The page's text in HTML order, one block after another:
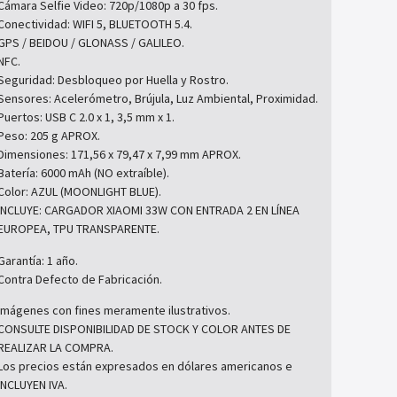
Selfie Video: 720p/1080p a 30 fps.
WIFI 5, BLUETOOTH 5.4.
/ BEIDOU / GLONASS / GALILEO.
Desbloqueo por Huella y Rostro.
Acelerómetro, Brújula, Luz Ambiental, Proximidad.
USB C 2.0 x 1, 3,5 mm x 1.
205 g APROX.
171,56 x 79,47 x 7,99 mm APROX.
6000 mAh (NO extraíble).
AZUL (MOONLIGHT BLUE).
CARGADOR XIAOMI 33W CON ENTRADA 2 EN LÍNEA
TPU TRANSPARENTE.
1 año.
Defecto de Fabricación.
con fines meramente ilustrativos.
DISPONIBILIDAD DE STOCK Y COLOR ANTES DE
LA COMPRA.
precios están expresados en dólares americanos e
IVA.